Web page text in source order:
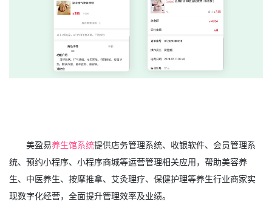
美盈易养生馆系统提供店务管理系统、收银软件、会员管理系
统、预约小程序、小程序商城等运营管理相关应用，帮助美容养
生、中医养生、按摩推拿、艾灸理疗、保健护理等养生行业商家实
现数字化经营，全面提升管理效率及业绩。